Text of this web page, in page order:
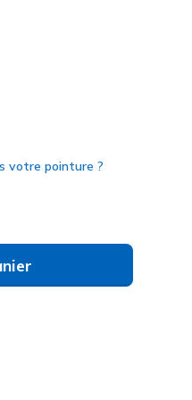
votre pointure ?